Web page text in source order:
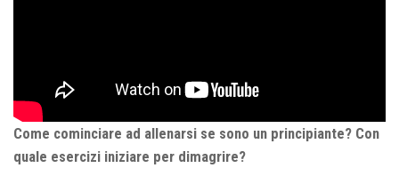
Come cominciare ad allenarsi se sono un principiante? Con
quale esercizi iniziare per dimagrire?